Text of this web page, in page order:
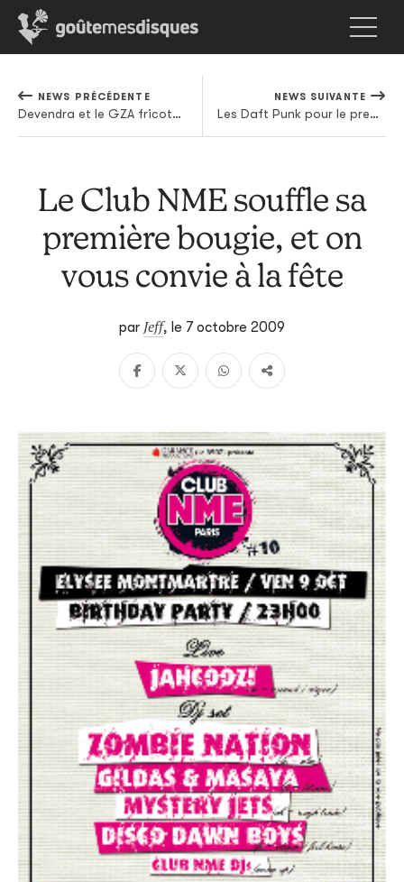
NEWS PRÉCÉDENTE
Devendra et le GZA fricotent...
NEWS SUIVANTE
Les Daft Punk pour le premier rôle?
Le Club NME souffle sa
première bougie, et on
vous convie à la fête
par Jeff, le 7 octobre 2009